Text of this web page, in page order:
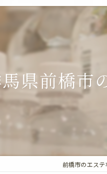
＆全身歪み調整
県前橋市
前橋市のエス